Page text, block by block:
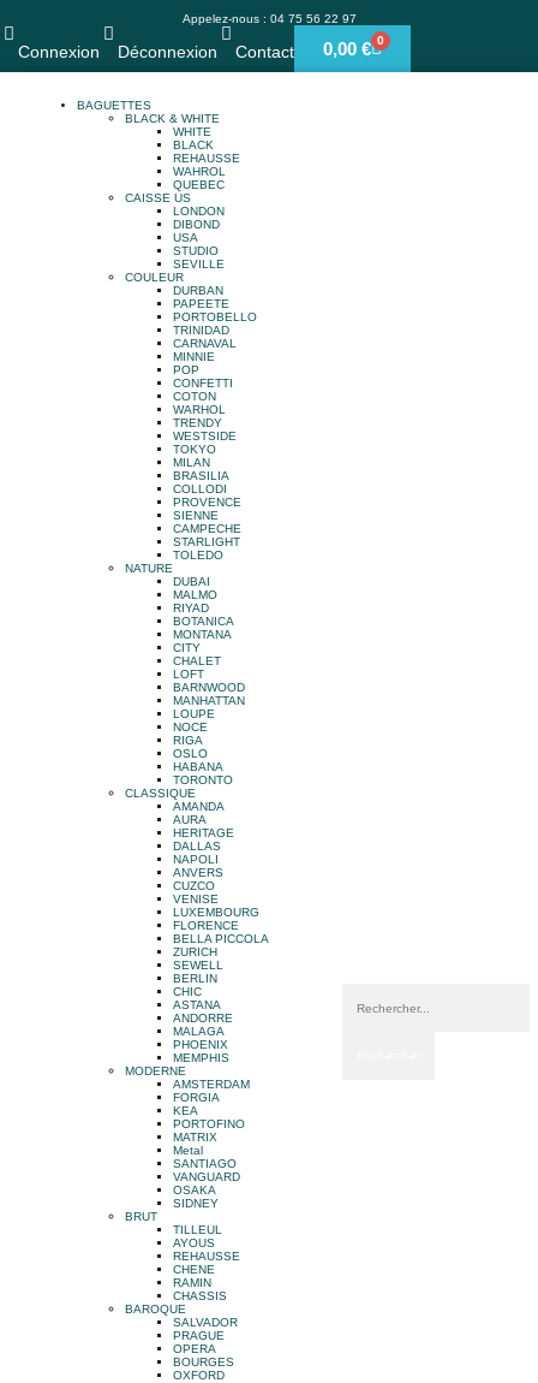
Appelez-nous : 04 75 56 22 97
Connexion Déconnexion Contact 0,00 € 0
BAGUETTES
BLACK & WHITE
WHITE
BLACK
REHAUSSE
WAHROL
QUEBEC
CAISSE US
LONDON
DIBOND
USA
STUDIO
SEVILLE
COULEUR
DURBAN
PAPEETE
PORTOBELLO
TRINIDAD
CARNAVAL
MINNIE
POP
CONFETTI
COTON
WARHOL
TRENDY
WESTSIDE
TOKYO
MILAN
BRASILIA
COLLODI
PROVENCE
SIENNE
CAMPECHE
STARLIGHT
TOLEDO
NATURE
DUBAI
MALMO
RIYAD
BOTANICA
MONTANA
CITY
CHALET
LOFT
BARNWOOD
MANHATTAN
LOUPE
NOCE
RIGA
OSLO
HABANA
TORONTO
CLASSIQUE
AMANDA
AURA
HERITAGE
DALLAS
NAPOLI
ANVERS
CUZCO
VENISE
LUXEMBOURG
FLORENCE
BELLA PICCOLA
ZURICH
SEWELL
BERLIN
CHIC
ASTANA
ANDORRE
MALAGA
PHOENIX
MEMPHIS
MODERNE
AMSTERDAM
FORGIA
KEA
PORTOFINO
MATRIX
Metal
SANTIAGO
VANGUARD
OSAKA
SIDNEY
BRUT
TILLEUL
AYOUS
REHAUSSE
CHENE
RAMIN
CHASSIS
BAROQUE
SALVADOR
PRAGUE
OPERA
BOURGES
OXFORD